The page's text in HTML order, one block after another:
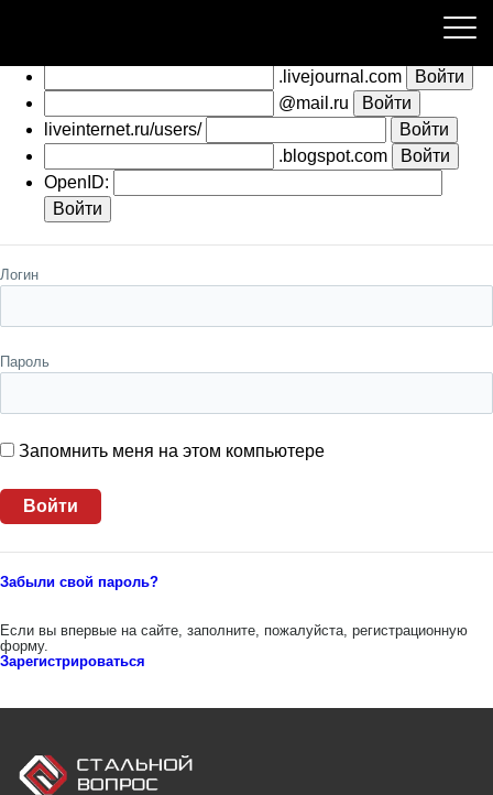
.livejournal.com
@mail.ru
liveinternet.ru/users/
.blogspot.com
OpenID:
Логин
Пароль
Запомнить меня на этом компьютере
Забыли свой пароль?
Если вы впервые на сайте, заполните, пожалуйста, регистрационную
форму.
Зарегистрироваться